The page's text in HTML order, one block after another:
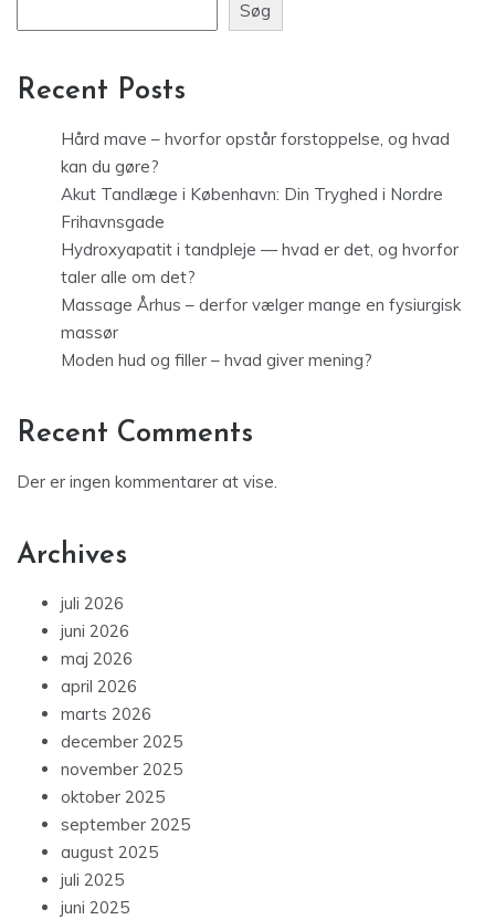
Søg
Recent Posts
Hård mave – hvorfor opstår forstoppelse, og hvad
kan du gøre?
Akut Tandlæge i København: Din Tryghed i Nordre
Frihavnsgade
Hydroxyapatit i tandpleje — hvad er det, og hvorfor
taler alle om det?
Massage Århus – derfor vælger mange en fysiurgisk
massør
Moden hud og filler – hvad giver mening?
Recent Comments
Der er ingen kommentarer at vise.
Archives
juli 2026
juni 2026
maj 2026
april 2026
marts 2026
december 2025
november 2025
oktober 2025
september 2025
august 2025
juli 2025
juni 2025